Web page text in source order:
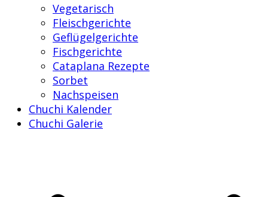
Vegetarisch
Fleischgerichte
Geflügelgerichte
Fischgerichte
Cataplana Rezepte
Sorbet
Nachspeisen
Chuchi Kalender
Chuchi Galerie